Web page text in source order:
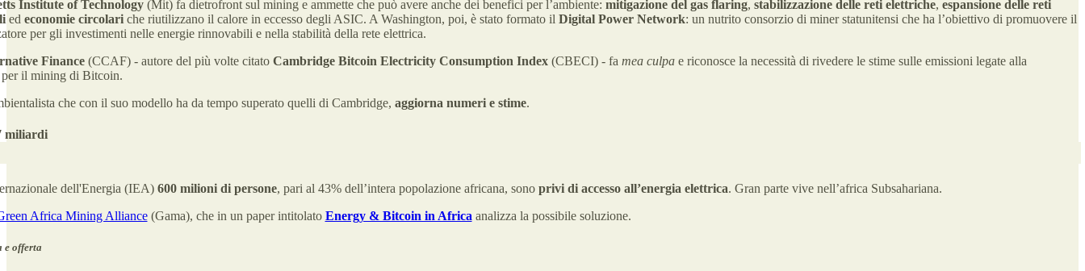
Institute of Technology(Mit) fa dietrofront sul mining e ammette che può avere anche dei benefici per l’ambiente: mitigazione del gas flaring, stabilizzazione delle reti elettriche, espansione delle reti
ed economie circolari che riutilizzano il calore in eccesso degli ASIC. A Washington, poi, è stato formato il Digital Power Network: un nutrito consorzio di miner statunitensi che ha l’obiettivo di promuovere il
per gli investimenti nelle energie rinnovabili e nella stabilità della rete elettrica.
Finance(CCAF) - autore del più volte citato Cambridge Bitcoin Electricity Consumption Index(CBECI) - fa mea culpae riconosce la necessità di rivedere le stime sulle emissioni legate alla
per il mining di Bitcoin.
che con il suo modello ha da tempo superato quelli di Cambridge, aggiorna numeri e stime.
miliardi
dell'Energia (IEA) 600 milioni di persone, pari al 43% dell’intera popolazione africana, sono privi di accesso all’energia elettrica. Gran parte vive nell’africa Subsahariana.
Africa Mining Alliance(Gama), che in un paper intitolato Energy & Bitcoin in Africa analizza la possibile soluzione.
e offerta